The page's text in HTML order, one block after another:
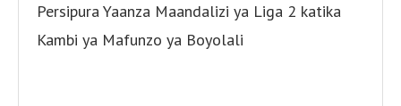
Persipura Yaanza Maandalizi ya Liga 2 katika
Kambi ya Mafunzo ya Boyolali